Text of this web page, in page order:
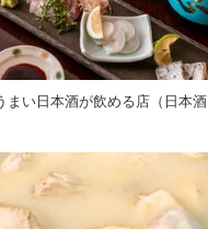
まい日本酒が飲める店（日本酒